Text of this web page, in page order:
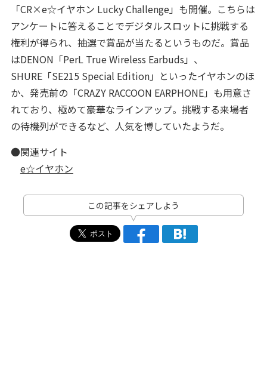
「CR×e☆イヤホン Lucky Challenge」も開催。こちらは
アンケートに答えることでデジタルスロットに挑戦する
権利が得られ、抽選で賞品が当たるというものだ。賞品
はDENON「PerL True Wireless Earbuds」、
SHURE「SE215 Special Edition」といったイヤホンのほ
か、発売前の「CRAZY RACCOON EARPHONE」も用意さ
れており、極めて豪華なラインアップ。挑戦する来場者
の待機列ができるなど、人気を博していたようだ。
●関連サイト
e☆イヤホン
この記事をシェアしよう